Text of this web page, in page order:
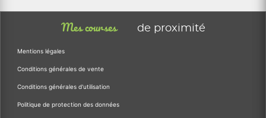
Mes courses de proximité
Mentions légales
Conditions générales de vente
Conditions générales d'utilisation
Politique de protection des données